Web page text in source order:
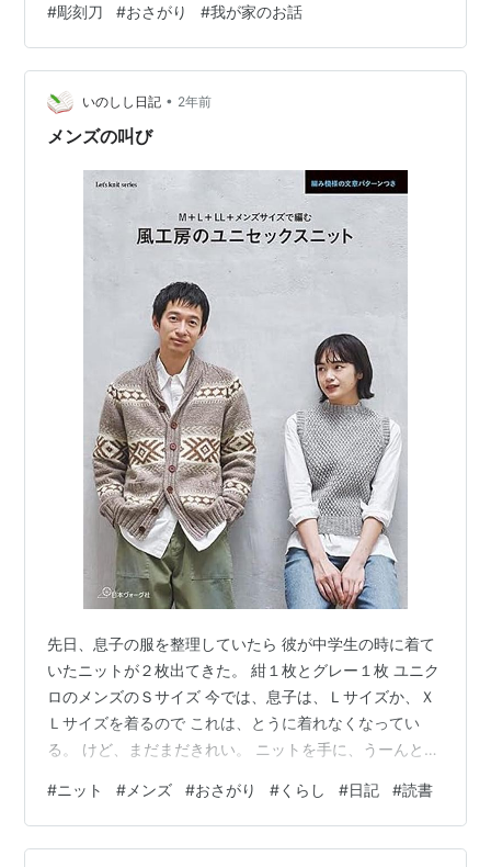
ないよ」と言ったら、 どんな風にすると良いのか 末息子
が先生に相談してくれた。 彫刻刀の販売店が研いでくれ
ることを知って お願いした。 綺麗にしてもらって戻って
きて 今使っているんだけど、 それがとても嬉しいんだっ
て。 販売店さんの素敵な取り組みと、 相談を受けてくだ
#彫刻刀 #おさがり #我が家のお話
いのしし日記 • 2年前
メンズの叫び
先日、息子の服を整理していたら 彼が中学生の時に着て
いたニットが２枚出てきた。 紺１枚とグレー１枚 ユニク
ロのメンズのＳサイズ 今では、息子は、Ｌサイズか、Ｘ
Ｌサイズを着るので これは、とうに着れなくなってい
る。 けど、まだまだきれい。 ニットを手に、うーんと考
恐る立ってみた。 いかにも子どものおさがりを着てると
バレバレのアラフィフおばさんが映ってたらどうしよう
と思いながら、、、 ところが、どうだ。 自分で言うのも
#ニット # メンズ #おさがり #くらし #日記 #読書